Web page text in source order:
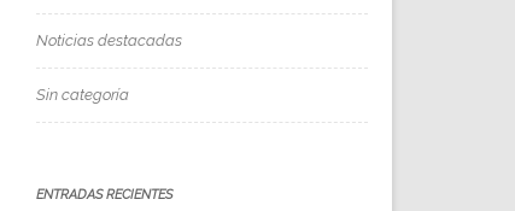
Noticias destacadas
Sin categoría
ENTRADAS RECIENTES